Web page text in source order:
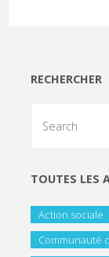
RECHERCHER
TOUTES LES
Action sociale
Communauté